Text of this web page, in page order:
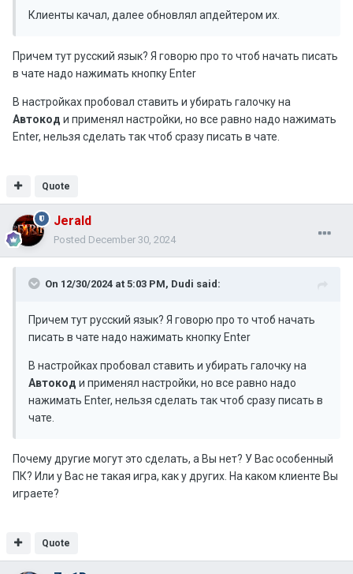
Клиенты качал, далее обновлял апдейтером их.
Причем тут русский язык? Я говорю про то чтоб начать писать
в чате надо нажимать кнопку Enter
В настройках пробовал ставить и убирать галочку на
Автокод и применял настройки, но все равно надо нажимать
Enter, нельзя сделать так чтоб сразу писать в чате.
Quote
Jerald
Posted December 30, 2024
On 12/30/2024 at 5:03 PM, Dudi said:
Причем тут русский язык? Я говорю про то чтоб начать
писать в чате надо нажимать кнопку Enter
В настройках пробовал ставить и убирать галочку на
Автокод и применял настройки, но все равно надо
нажимать Enter, нельзя сделать так чтоб сразу писать в
чате.
Почему другие могут это сделать, а Вы нет? У Вас особенный
ПК? Или у Вас не такая игра, как у других. На каком клиенте Вы
играете?
Quote